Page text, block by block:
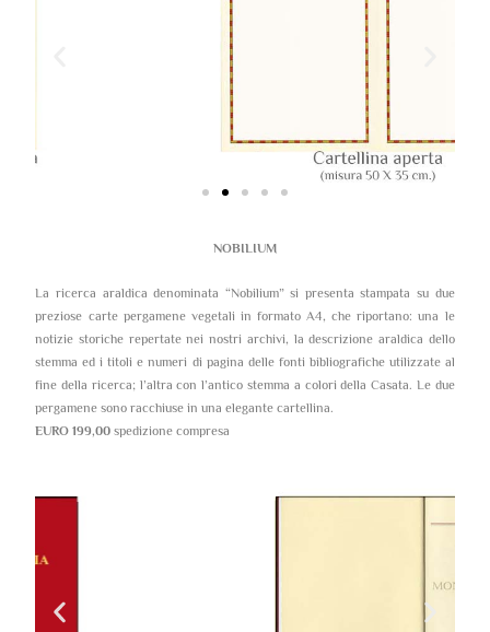
NOBILIUM
La ricerca araldica denominata “Nobilium” si presenta stampata su due
preziose carte pergamene vegetali in formato A4, che riportano: una le
notizie storiche repertate nei nostri archivi, la descrizione araldica dello
stemma ed i titoli e numeri di pagina delle fonti bibliografiche utilizzate al
fine della ricerca; l’altra con l’antico stemma a colori della Casata. Le due
pergamene sono racchiuse in una elegante cartellina.
EURO 199,00 spedizione compresa